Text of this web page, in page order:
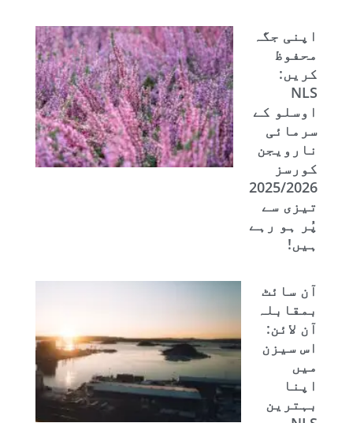
اپنی جگہ
محفوظ
کریں:
NLS
اوسلو کے
سرمائی
نارویجن
کورسز
2025/2026
تیزی سے
پُر ہو رہے
ہیں!
آن سائٹ
بمقابلہ
آن لائن:
اس سیزن
میں
اپنا
بہترین